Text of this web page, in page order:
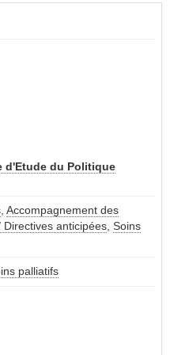
d'Etude du Politique
, Accompagnement des
Directives anticipées, Soins
palliatifs